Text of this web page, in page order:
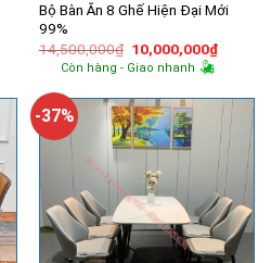
Bộ Bàn Ăn 8 Ghế Hiện Đại Mới
99%
14,500,000₫ Giá
gốc
là:
10,000,000₫Giá
hiện
Còn hàng - Giao nhanh
-37%